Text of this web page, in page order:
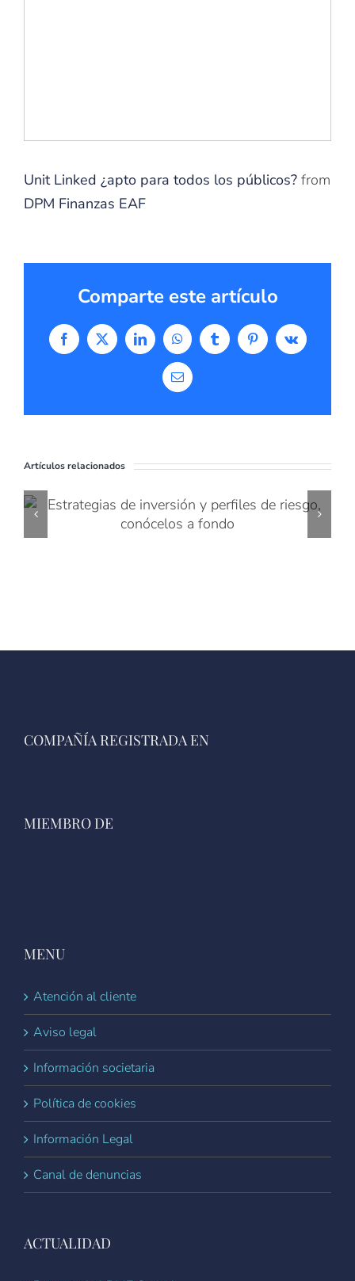
Unit Linked ¿apto para todos los públicos? from
DPM Finanzas EAF
Comparte este artículo
Facebook
X LinkedInWhatsAppTumblrPinterestVk
Correo
electrónico
Artículos relacionados
COMPAÑÍA REGISTRADA EN
MIEMBRO DE
MENU
Atención al cliente
Aviso legal
Información societaria
Política de cookies
Información Legal
Canal de denuncias
ACTUALIDAD